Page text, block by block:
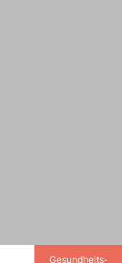
Gesundheits­